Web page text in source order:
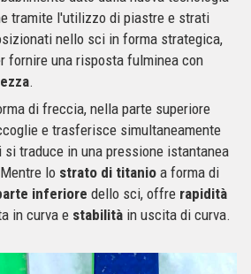
tramite l'utilizzo di piastre e strati
nello sci in forma strategica,
fornire una risposta fulminea con
.
di freccia, nella parte superiore
e trasferisce simultaneamente
si traduce in una pressione istantanea
lo strato di titanio a forma di
inferiore dello sci, offre rapidità
in curva e stabilità in uscita di curva.